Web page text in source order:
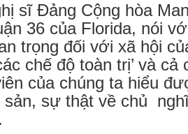
sĩ Đảng Cộng hòa
36 của Florida, nói
trọng đối với xã hội
chế độ toàn trị’ và
của chúng ta hiểu
sản, sự thật về chủ